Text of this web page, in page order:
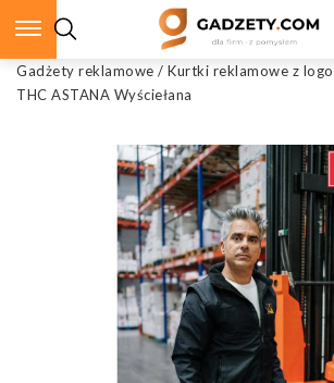
Gadżety reklamowe / Kurtki reklamowe z logo
THC ASTANA Wyściełana